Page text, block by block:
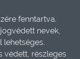
fenntartva.
nevek,
lehetséges.
védett, részleges